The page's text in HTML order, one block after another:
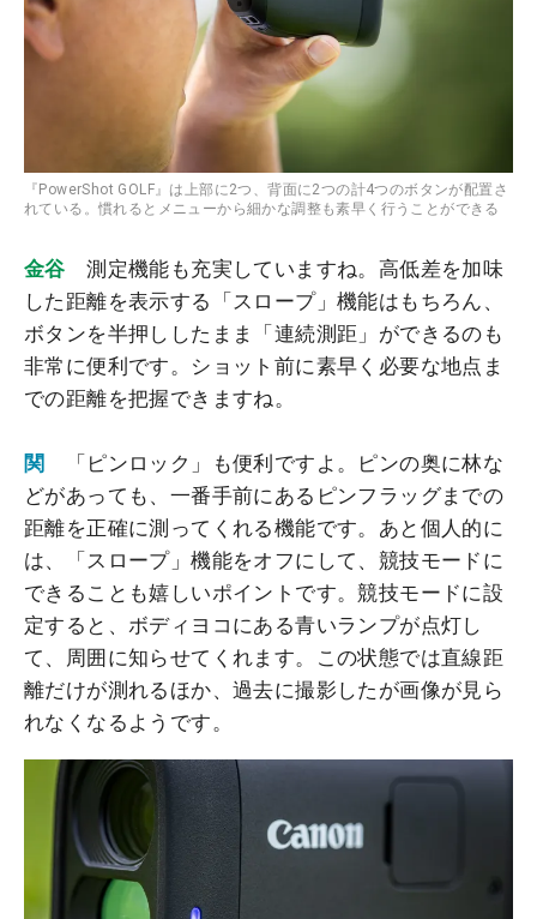
『PowerShot GOLF』は上部に2つ、背面に2つの計4つのボタンが配置さ
れている。慣れるとメニューから細かな調整も素早く行うことができる
金谷 測定機能も充実していますね。高低差を加味
した距離を表示する「スロープ」機能はもちろん、
ボタンを半押ししたまま「連続測距」ができるのも
非常に便利です。ショット前に素早く必要な地点ま
での距離を把握できますね。
関
「ピンロック」も便利ですよ。ピンの奥に林な
どがあっても、一番手前にあるピンフラッグまでの
距離を正確に測ってくれる機能です。あと個人的に
は、「スロープ」機能をオフにして、競技モードに
できることも嬉しいポイントです。競技モードに設
定すると、ボディヨコにある青いランプが点灯し
て、周囲に知らせてくれます。この状態では直線距
離だけが測れるほか、過去に撮影したが画像が見ら
れなくなるようです。